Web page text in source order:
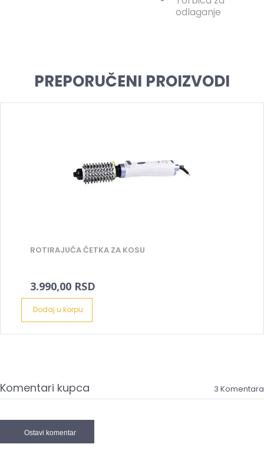
odlaganje
PREPORUČENI PROIZVODI
ROTIRAJUĆA ČETKA ZA KOSU
3.990,00 RSD
Dodaj u korpu
Komentari kupca 3 Komentara
Ostavi komentar